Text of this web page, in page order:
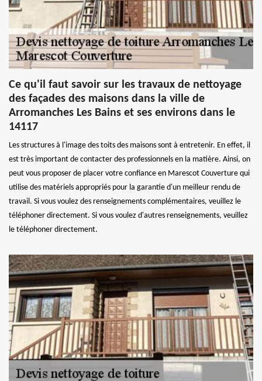
Ce qu'il faut savoir sur les travaux de nettoyage
des façades des maisons dans la ville de
Arromanches Les Bains et ses environs dans le
14117
Les structures à l'image des toits des maisons sont à entretenir. En effet, il
est très important de contacter des professionnels en la matière. Ainsi, on
peut vous proposer de placer votre confiance en Marescot Couverture qui
utilise des matériels appropriés pour la garantie d'un meilleur rendu de
travail. Si vous voulez des renseignements complémentaires, veuillez le
téléphoner directement. Si vous voulez d'autres renseignements, veuillez
le téléphoner directement.